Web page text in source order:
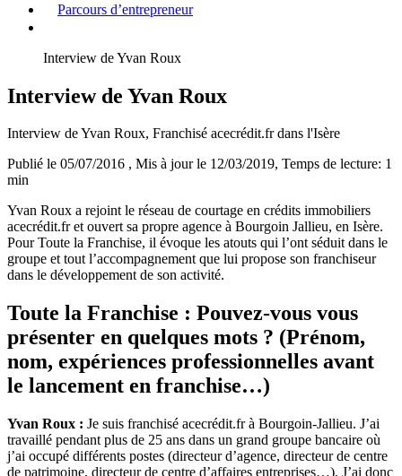
Parcours d’entrepreneur
Interview de Yvan Roux
Interview de Yvan Roux
Interview de Yvan Roux, Franchisé acecrédit.fr dans l'Isère
Publié le 05/07/2016 , Mis à jour le 12/03/2019, Temps de lecture: 1
min
Yvan Roux a rejoint le réseau de courtage en crédits immobiliers
acecrédit.fr et ouvert sa propre agence à Bourgoin Jallieu, en Isère.
Pour Toute la Franchise, il évoque les atouts qui l’ont séduit dans le
groupe et tout l’accompagnement que lui propose son franchiseur
dans le développement de son activité.
Toute la Franchise : Pouvez-vous vous
présenter en quelques mots ? (Prénom,
nom, expériences professionnelles avant
le lancement en franchise…)
Yvan Roux : Je suis franchisé acecrédit.fr à Bourgoin-Jallieu. J’ai
travaillé pendant plus de 25 ans dans un grand groupe bancaire où
j’ai occupé différents postes (directeur d’agence, directeur de centre
de patrimoine, directeur de centre d’affaires entreprises…). J’ai donc